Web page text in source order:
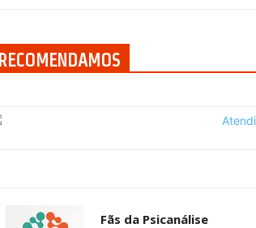
RECOMENDAMOS
Fãs da Psicanálise